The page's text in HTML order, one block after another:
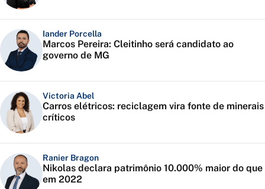
Iander Porcella
Marcos Pereira: Cleitinho será candidato ao
governo de MG
Victoria Abel
Carros elétricos: reciclagem vira fonte de minerais
críticos
Ranier Bragon
Nikolas declara patrimônio 10.000% maior do que
em 2022